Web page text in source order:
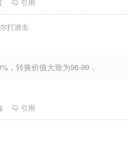
引用
打游击
，转换价值大致为96-99，
引用